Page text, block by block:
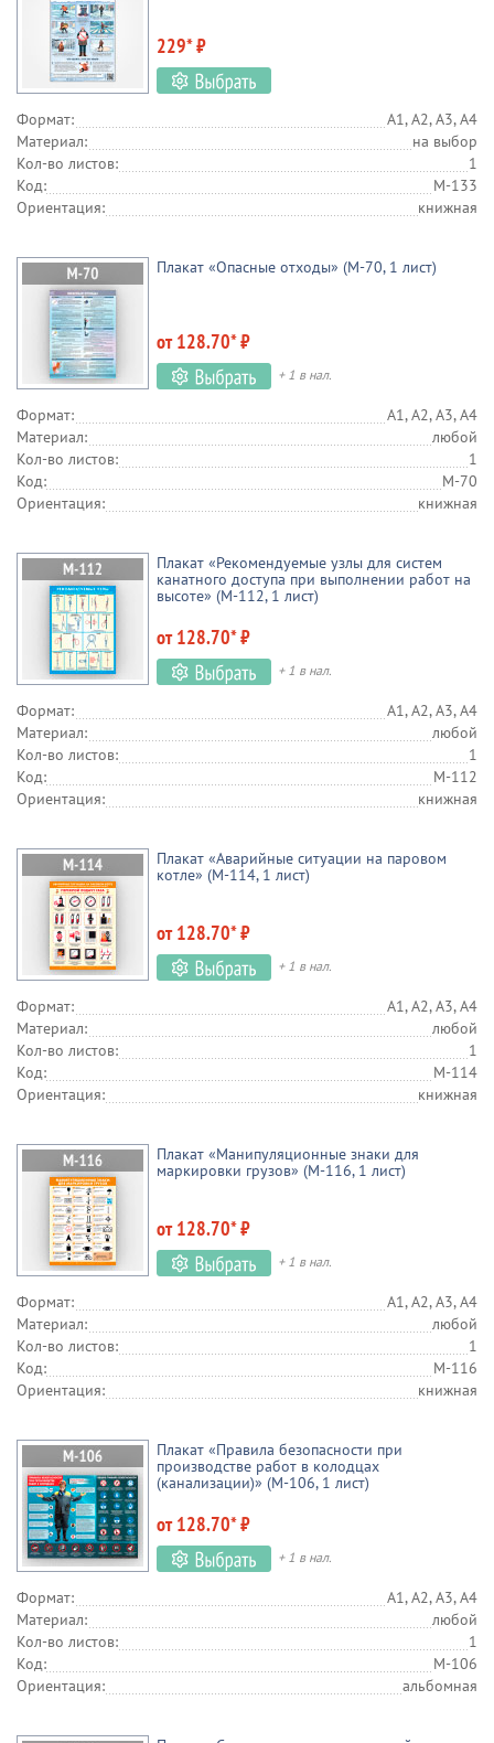
229* ₽
Формат:
А1, А2, А3, А4
Материал:
на выбор
Кол-во листов:
1
Код:
М-133
Ориентация:
книжная
Плакат «Опасные отходы» (М-70, 1 лист)
от 128.70* ₽
+ 1 в нал.
Формат:
А1, А2, А3, А4
Материал:
любой
Кол-во листов:
1
Код:
М-70
Ориентация:
книжная
Плакат «Рекомендуемые узлы для систем
канатного доступа при выполнении работ на
высоте» (М-112, 1 лист)
от 128.70* ₽
+ 1 в нал.
Формат:
А1, А2, А3, А4
Материал:
любой
Кол-во листов:
1
Код:
М-112
Ориентация:
книжная
Плакат «Аварийные ситуации на паровом
котле» (М-114, 1 лист)
от 128.70* ₽
+ 1 в нал.
Формат:
А1, А2, А3, А4
Материал:
любой
Кол-во листов:
1
Код:
М-114
Ориентация:
книжная
Плакат «Манипуляционные знаки для
маркировки грузов» (М-116, 1 лист)
от 128.70* ₽
+ 1 в нал.
Формат:
А1, А2, А3, А4
Материал:
любой
Кол-во листов:
1
Код:
М-116
Ориентация:
книжная
Плакат «Правила безопасности при
производстве работ в колодцах
(канализации)» (М-106, 1 лист)
от 128.70* ₽
+ 1 в нал.
Формат:
А1, А2, А3, А4
Материал:
любой
Кол-во листов:
1
Код:
М-106
Ориентация:
альбомная